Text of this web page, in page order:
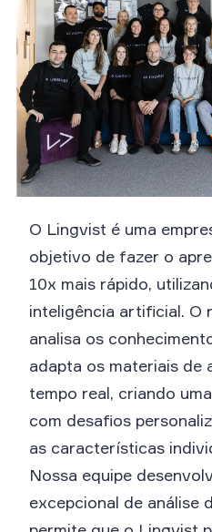
O Lingvist é uma
objetivo de fazer o
10x mais rápido,
inteligência artificial. O
analisa os
adapta os materiais de
tempo real, criando
com desafios
as características
Nossa equipe
excepcional de análise